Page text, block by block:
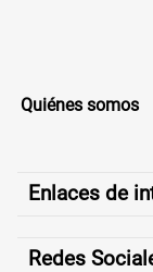
Quiénes somos
Enlaces de
Redes